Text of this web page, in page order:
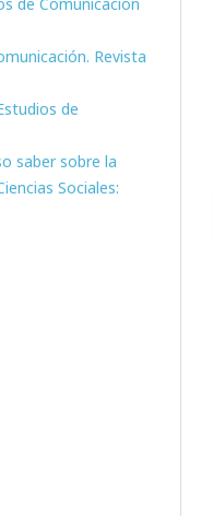
Revista
de
saber sobre la
Sociales: